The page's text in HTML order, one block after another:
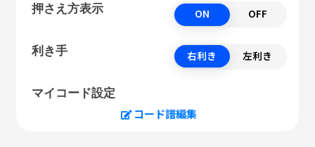
押さえ方表示 ON OFF
利き手 右利き 左利き
マイコード設定
コード譜編集